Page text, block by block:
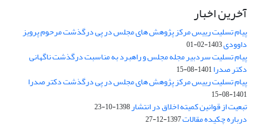
آخرین اخبار
پیام تسلیت رییس مرکز پژوهش های مجلس در پی درگذشت مرحوم پرویز
داوودی1403-02-01
پیام تسلیت سردبیر مجله مجلس و راهبرد به مناسبت درگذشت ناگهانی
دکتر صدرا1401-08-15
پیام تسلیت رییس مرکز پژوهش های مجلس در پی درگذشت دکتر صدرا
1401-08-15
تبعیت از قوانین کمیته اخلاق در انتشار1398-10-23
درباره چکیده مقالات1397-12-27